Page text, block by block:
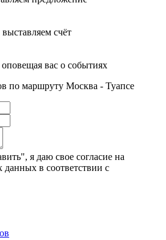
счёт
вас о событиях
по маршруту Москва - Туапсе
я даю свое согласие на
данных в соответствии с